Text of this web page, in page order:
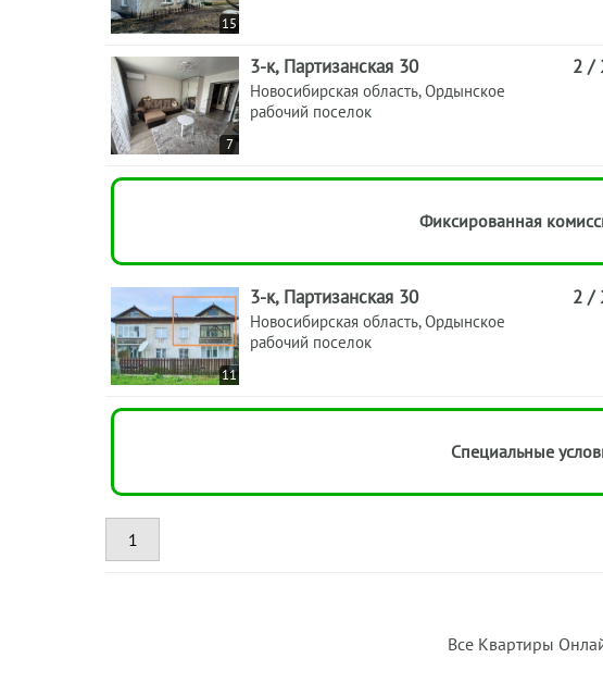
15
7
3-к, Партизанская 30
Новосибирская область, Ордынское
рабочий поселок
2 /
Фиксированная
11
3-к, Партизанская 30
Новосибирская область, Ордынское
рабочий поселок
2 /
Специальные
1
Все Квартиры